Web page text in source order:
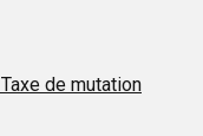
Taxe de mutation